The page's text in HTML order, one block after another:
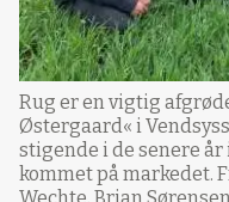
Rug er en vigtig
Østergaard« i
stigende i de senere
kommet på markedet.